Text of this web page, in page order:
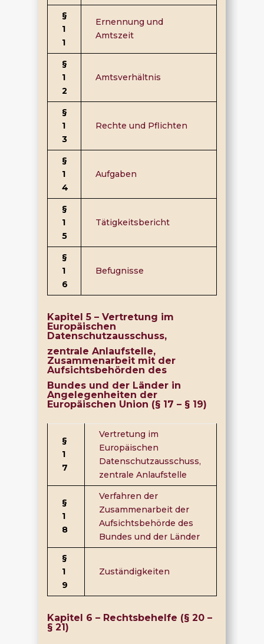
§
1
1
Ernennung und
Amtszeit
§
1
2
Amtsverhältnis
§
1
3
Rechte und Pflichten
§
1
4
Aufgaben
§
1
5
Tätigkeitsbericht
§
1
6
Befugnisse
Kapitel 5 – Vertretung im
Europäischen
Datenschutzausschuss,
zentrale Anlaufstelle,
Zusammenarbeit mit der
Aufsichtsbehörden des
Bundes und der Länder in
Angelegenheiten der
Europäischen Union (§ 17 – § 19)
§
1
7
Vertretung im
Europäischen
Datenschutzausschuss,
zentrale Anlaufstelle
§
1
8
Verfahren der
Zusammenarbeit der
Aufsichtsbehörde des
Bundes und der Länder
§
1
9
Zuständigkeiten
Kapitel 6 – Rechtsbehelfe (§ 20 –
§ 21)